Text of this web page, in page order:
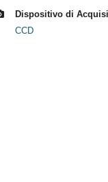
Dispositivo di
CCD